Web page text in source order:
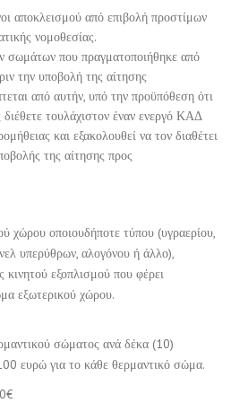
αποκλεισμού από επιβολή προστίμων
νομοθεσίας.
σωμάτων που πραγματοποιήθηκε από
την υποβολή της αίτησης
από αυτήν, υπό την προϋπόθεση ότι
τουλάχιστον έναν ενεργό ΚΑΔ
και εξακολουθεί να τον διαθέτει
της αίτησης προς
χώρου οποιουδήποτε τύπου (υγραερίου,
υπερύθρων, αλογόνου ή άλλο),
εξοπλισμού που φέρει
εξωτερικού χώρου.
σώματος ανά δέκα (10)
ευρώ για το κάθε θερμαντικό σώμα.